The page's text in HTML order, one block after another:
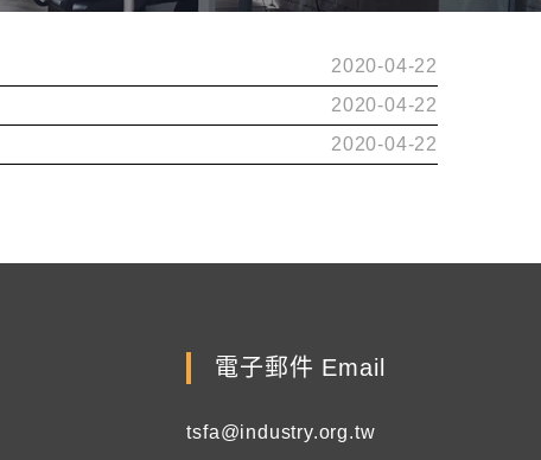
2020-04-22
2020-04-22
2020-04-22
電子郵件 Email
tsfa@industry.org.tw